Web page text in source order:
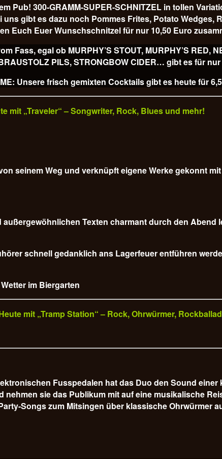
Pub! 300-GRAMM-SUPER-SCHNITZEL in tollen
gibt es dazu noch Pommes Frites, Potato
Euch Euer Wunschschnitzel für nur 10,50 Euro
Fass, egal ob MURPHY’S STOUT, MURPHY’S RED,
PILS, STRONGBOW CIDER… gibt es für
Unsere frisch gemixten Cocktails gibt es heute für
mit „Traveler“ – Songwriter, Rock, Blues und mehr!
seinem Weg und verknüpft eigene Werke gekonnt
Texten charmant durch den Abend
schnell gedanklich ans Lagerfeuer entführen
im Biergarten
mit „Tramp Station“ – Rock, Ohrwürmer,
Fusspedalen hat das Duo den Sound einer
sie das Publikum mit auf eine musikalische
Songs zum Mitsingen über klassische Ohrwürmer